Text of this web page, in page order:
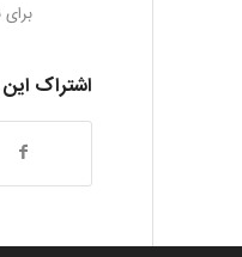
اشتراک